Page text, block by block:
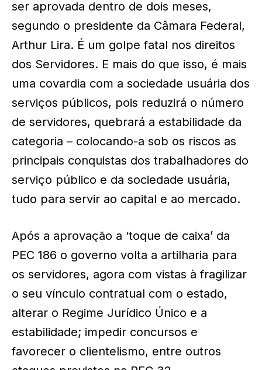
ser aprovada dentro de dois meses,
segundo o presidente da Câmara Federal,
Arthur Lira. É um golpe fatal nos direitos
dos Servidores. E mais do que isso, é mais
uma covardia com a sociedade usuária dos
serviços públicos, pois reduzirá o número
de servidores, quebrará a estabilidade da
categoria – colocando-a sob os riscos as
principais conquistas dos trabalhadores do
serviço público e da sociedade usuária,
tudo para servir ao capital e ao mercado.
Após a aprovação a ‘toque de caixa’ da
PEC 186 o governo volta a artilharia para
os servidores, agora com vistas à fragilizar
o seu vínculo contratual com o estado,
alterar o Regime Jurídico Único e a
estabilidade; impedir concursos e
favorecer o clientelismo, entre outros